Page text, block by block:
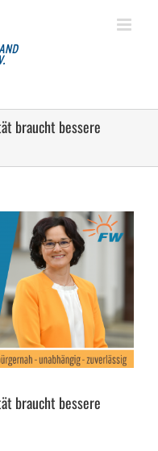
braucht bessere
braucht bessere